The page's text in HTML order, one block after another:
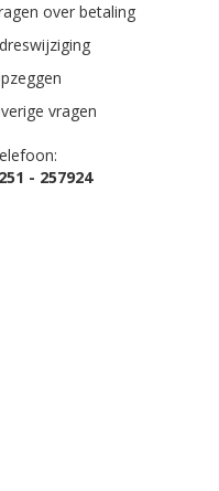
over betaling
vragen
- 257924